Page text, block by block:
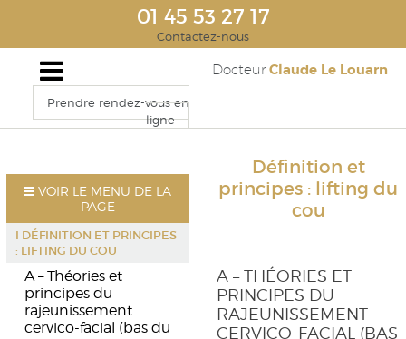
01 45 53 27 17
Contactez-nous
Docteur Claude Le Louarn
Prendre rendez-vous en
ligne
Définition et
principes : lifting du
cou
A – THÉORIES ET
PRINCIPES DU
RAJEUNISSEMENT
CERVICO-FACIAL (BAS
VOIR LE MENU DE LA
PAGE
I DÉFINITION ET PRINCIPES
: LIFTING DU COU
A – Théories et
principes du
rajeunissement
cervico-facial (bas du